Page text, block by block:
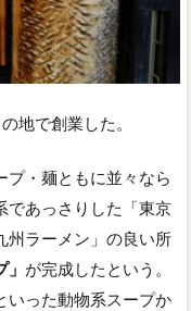
地で創業した。
プ・麺ともに並々なら
であっさりした「東京
州ラーメン」の良い所
が完成したという。
いった動物系スープか